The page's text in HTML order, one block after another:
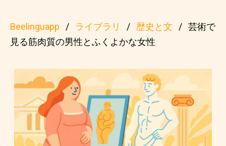
Beelinguapp ライブラリ 歴史と文
芸術で
見る筋肉質の男性とふくよかな女性